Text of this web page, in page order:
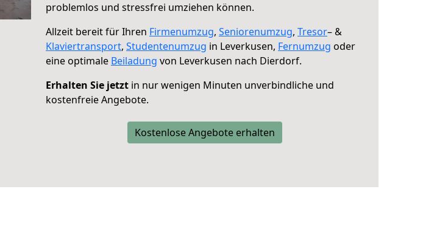
problemlos und stressfrei umziehen können.
Allzeit bereit für Ihren Firmenumzug, Seniorenumzug, Tresor– &
Klaviertransport, Studentenumzug in Leverkusen, Fernumzug oder
eine optimale Beiladung von Leverkusen nach Dierdorf.
Erhalten Sie jetzt in nur wenigen Minuten unverbindliche und
kostenfreie Angebote.
Kostenlose Angebote erhalten